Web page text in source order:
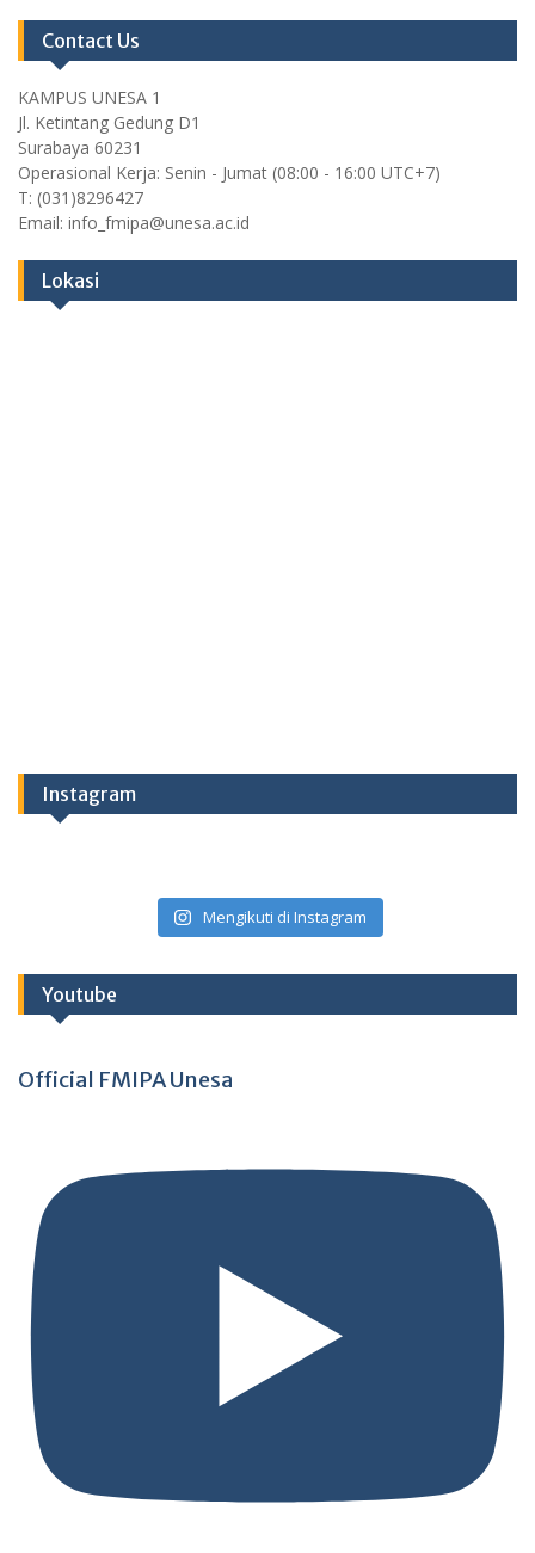
Contact Us
KAMPUS UNESA 1
Jl. Ketintang Gedung D1
Surabaya 60231
Operasional Kerja: Senin - Jumat (08:00 - 16:00 UTC+7)
T: (031)8296427
Email: info_fmipa@unesa.ac.id
Lokasi
Instagram
Mengikuti di Instagram
Youtube
Official FMIPA Unesa